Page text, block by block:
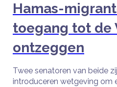
Hamas-
toegang tot de
ontzeggen
Twee senatoren van beide
introduceren wetgeving om